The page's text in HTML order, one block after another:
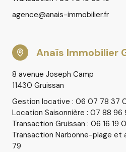
agence@anais-immobilier.fr
Anaïs Immobilier
8 avenue Joseph Camp
11430 Gruissan
Gestion locative : 06 07 78 37
Location Saisonnière : 07 88 96
Transaction Gruissan : 06 16 19
Transaction Narbonne-plage et
79